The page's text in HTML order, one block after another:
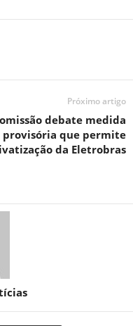
Próximo artigo
debate medida
provisória que permite
da Eletrobras